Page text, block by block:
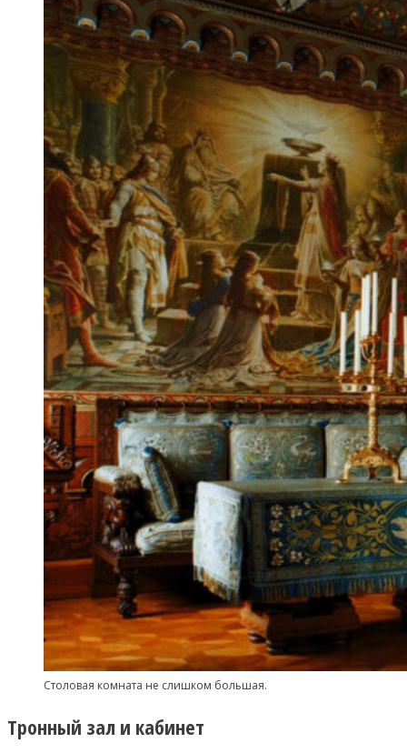
Столовая комната не слишком большая.
Тронный зал и кабинет